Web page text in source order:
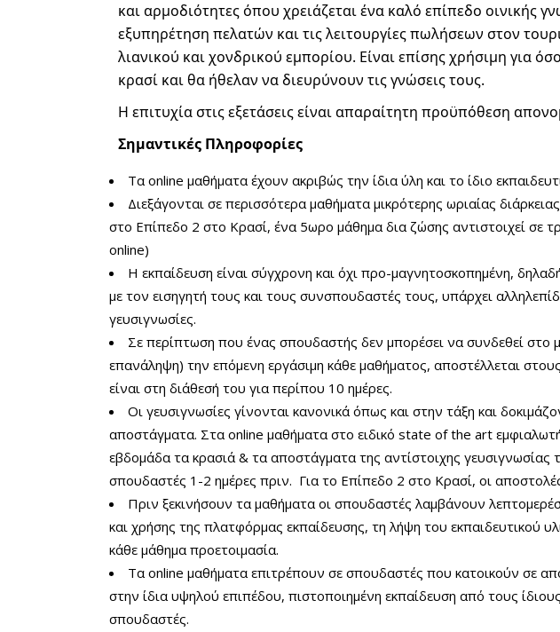
και αρμοδιότητες όπου χρειάζεται ένα καλό επίπεδο οινικής
εξυπηρέτηση πελατών και τις λειτουργίες πωλήσεων στον
λιανικού και χονδρικού εμπορίου. Είναι επίσης χρήσιμη για
κρασί και θα ήθελαν να διευρύνουν τις γνώσεις τους.
Η επιτυχία στις εξετάσεις είναι απαραίτητη προϋπόθεση
Σημαντικές Πληροφορίες
Τα online μαθήματα έχουν ακριβώς την ίδια ύλη και το ίδιο
Διεξάγονται σε περισσότερα μαθήματα μικρότερης ωριαίας
στο Επίπεδο 2 στο Κρασί, ένα 5ωρο μάθημα δια ζώσης αντιστοιχεί σε
online)
Η εκπαίδευση είναι σύγχρονη και όχι προ-μαγνητοσκοπημένη,
με τον εισηγητή τους και τους συνσπουδαστές τους, υπάρχει
γευσιγνωσίες.
Σε περίπτωση που ένας σπουδαστής δεν μπορέσει να συνδεθεί στο
επανάληψη) την επόμενη εργάσιμη κάθε μαθήματος, αποστέλλεται
είναι στη διάθεσή του για περίπου 10 ημέρες.
Οι γευσιγνωσίες γίνονται κανονικά όπως και στην τάξη και
αποστάγματα. Στα online μαθήματα στο ειδικό state of the art
εβδομάδα τα κρασιά & τα αποστάγματα της αντίστοιχης
σπουδαστές 1-2 ημέρες πριν. Για το Επίπεδο 2 στο Κρασί, οι
Πριν ξεκινήσουν τα μαθήματα οι σπουδαστές λαμβάνουν
και χρήσης της πλατφόρμας εκπαίδευσης, τη λήψη του εκπαιδευτικού
κάθε μάθημα προετοιμασία.
Τα online μαθήματα επιτρέπουν σε σπουδαστές που κατοικούν σε
στην ίδια υψηλού επιπέδου, πιστοποιημένη εκπαίδευση από τους
σπουδαστές.